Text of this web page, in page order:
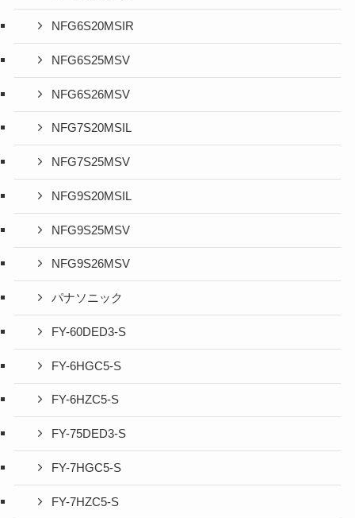
NFG6S20MSIR
NFG6S25MSV
NFG6S26MSV
NFG7S20MSIL
NFG7S25MSV
NFG9S20MSIL
NFG9S25MSV
NFG9S26MSV
パナソニック
FY-60DED3-S
FY-6HGC5-S
FY-6HZC5-S
FY-75DED3-S
FY-7HGC5-S
FY-7HZC5-S